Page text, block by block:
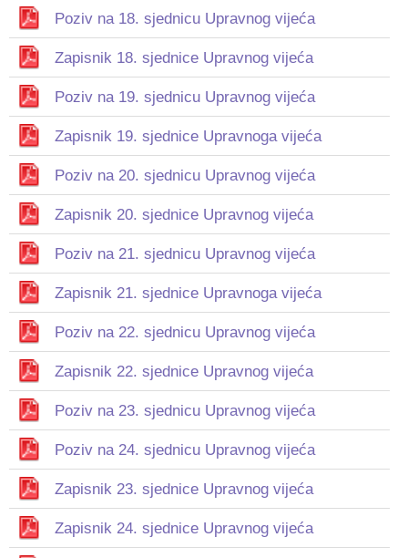
Poziv na 18. sjednicu Upravnog vijeća
Zapisnik 18. sjednice Upravnog vijeća
Poziv na 19. sjednicu Upravnog vijeća
Zapisnik 19. sjednice Upravnoga vijeća
Poziv na 20. sjednicu Upravnog vijeća
Zapisnik 20. sjednice Upravnog vijeća
Poziv na 21. sjednicu Upravnog vijeća
Zapisnik 21. sjednice Upravnoga vijeća
Poziv na 22. sjednicu Upravnog vijeća
Zapisnik 22. sjednice Upravnog vijeća
Poziv na 23. sjednicu Upravnog vijeća
Poziv na 24. sjednicu Upravnog vijeća
Zapisnik 23. sjednice Upravnog vijeća
Zapisnik 24. sjednice Upravnog vijeća